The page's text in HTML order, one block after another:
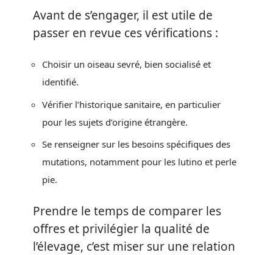
Avant de s’engager, il est utile de
passer en revue ces vérifications :
Choisir un oiseau sevré, bien socialisé et
identifié.
Vérifier l’historique sanitaire, en particulier
pour les sujets d’origine étrangère.
Se renseigner sur les besoins spécifiques des
mutations, notamment pour les lutino et perle
pie.
Prendre le temps de comparer les
offres et privilégier la qualité de
l’élevage, c’est miser sur une relation